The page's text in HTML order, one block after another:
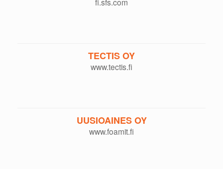
fi.sfs.com
TECTIS OY
www.tectis.fi
UUSIOAINES OY
www.foamit.fi